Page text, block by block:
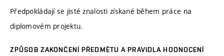
Předpokládají se jisté znalosti získané během práce na
diplomovém projektu.
ZPŮSOB ZAKONČENÍ PŘEDMĚTU A PRAVIDLA HODNOCENÍ